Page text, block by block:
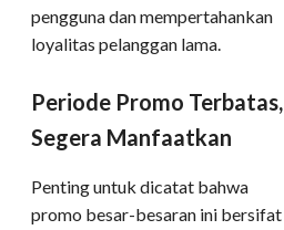
pengguna dan mempertahankan
loyalitas pelanggan lama.
Periode Promo Terbatas,
Segera Manfaatkan
Penting untuk dicatat bahwa
promo besar-besaran ini bersifat